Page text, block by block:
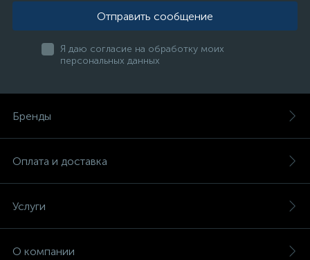
Отправить сообщение
Я даю согласие на обработку моих
персональных данных
Бренды
Оплата и доставка
Услуги
О компании